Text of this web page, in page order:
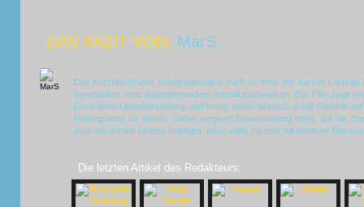
DAS FAZIT VON: MarS
Das Kurzfilm-DramaSeebestattungschafft es trotz der kurzen Laufzeit
verarbeiten, ohne irgendjemandem Schuld zuzuweisen. Der Film zeigt
Form einer Liebesbeziehung und bringt dabei dennoch echte Gefühle
Hintergründe für Inzest. Dabei vergisst Seebestattung nicht, auf die
mich ein echtes kleines Highlight, dass völlig zurecht mit positiver
Die letzten Artikel des Redakteurs: